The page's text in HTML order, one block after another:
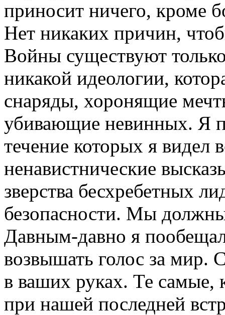
приносит ничего, кроме
Нет никаких причин,
Войны существуют
никакой идеологии,
снаряды, хоронящие
убивающие невинных. Я
течение которых я
ненавистнические
зверства бесхребетных
безопасности. Мы должны
Давным-давно я пообещал
возвышать голос за мир.
в ваших руках. Те
при нашей последней